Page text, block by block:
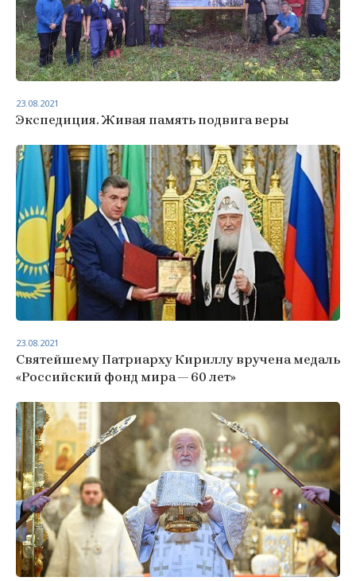
Экспедиция. Живая память подвига веры
23.08.2021
Святейшему Патриарху Кириллу вручена медаль
«Российский фонд мира — 60 лет»
23.08.2021